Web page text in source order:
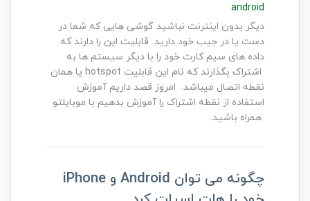
android
دیگر بدون اینترنت نباشید گوشی هایی که شما در
دست یا در جیب خود دارید قابلیت این را دارند که
داده های سیم کارت خود را با دیگر سیستم ها به
اشتراک بگذارند که نام این قابلیت hotspot یا همان
نقطه اتصال میباشد. امروز قصد داریم آموزش
استفاده از نقطه اشتراک را آموزش بدهیم با موبایلتو
همراه باشید.
چگونه می توان Android و iPhone